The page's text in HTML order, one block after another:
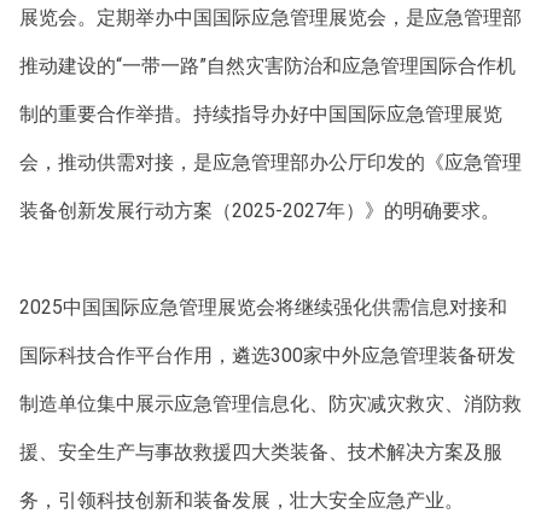
展览会。定期举办中国国际应急管理展览会，是应急管理部
推动建设的“一带一路”自然灾害防治和应急管理国际合作机
制的重要合作举措。持续指导办好中国国际应急管理展览
会，推动供需对接，是应急管理部办公厅印发的《应急管理
装备创新发展行动方案（2025-2027年）》的明确要求。
2025中国国际应急管理展览会将继续强化供需信息对接和
国际科技合作平台作用，遴选300家中外应急管理装备研发
制造单位集中展示应急管理信息化、防灾减灾救灾、消防救
援、安全生产与事故救援四大类装备、技术解决方案及服
务，引领科技创新和装备发展，壮大安全应急产业。